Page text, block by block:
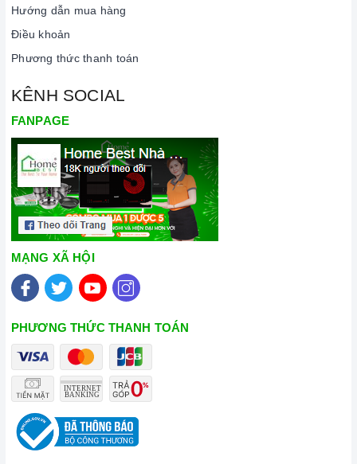
Hướng dẫn mua hàng
Điều khoản
Phương thức thanh toán
KÊNH SOCIAL
FANPAGE
MẠNG XÃ HỘI
PHƯƠNG THỨC THANH TOÁN